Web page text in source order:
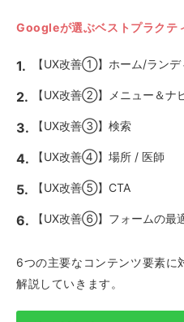
Googleが選ぶベストプラクテ
【UX改善①】ホーム/ランデ
【UX改善②】メニュー＆ナ
【UX改善③】検索
【UX改善④】場所 / 医師
【UX改善⑤】CTA
【UX改善⑥】フォームの最
6つの主要なコンテンツ要素に
解説していきます。